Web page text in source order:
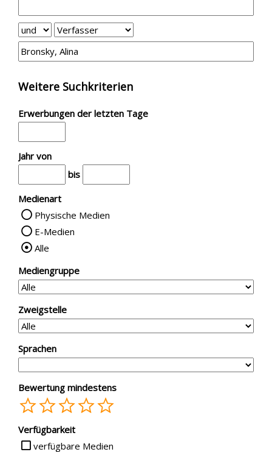
Weitere Suchkriterien
Erwerbungen der letzten Tage
Jahr von
bis
Medienart
Physische Medien
E-Medien
Alle
Mediengruppe
Zweigstelle
Sprachen
Bewertung mindestens
3
Verfügbarkeit
verfügbare Medien